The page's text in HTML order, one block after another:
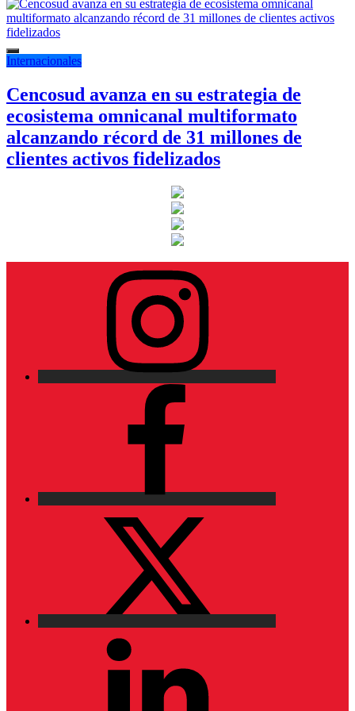
Internacionales
Cencosud avanza en su estrategia de
ecosistema omnicanal multiformato
alcanzando récord de 31 millones de
clientes activos fidelizados